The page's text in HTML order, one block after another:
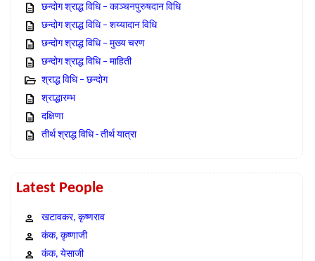
छन्दोग श्राद्ध विधि – काञ्चनपुरुषदान विधि
छन्दोग श्राद्ध विधि – शय्यादान विधि
छन्दोग श्राद्ध विधि – मुख्य चरण
छन्दोग श्राद्ध विधि – माहिती
श्राद्ध विधि – छन्दोग
श्राद्धारम्भ
दक्षिणा
तीर्थ श्राद्ध विधि - तीर्थ यात्रा
Latest People
खटावकर, कृष्णराव
कंक, कृष्णाजी
कंक, येसाजी